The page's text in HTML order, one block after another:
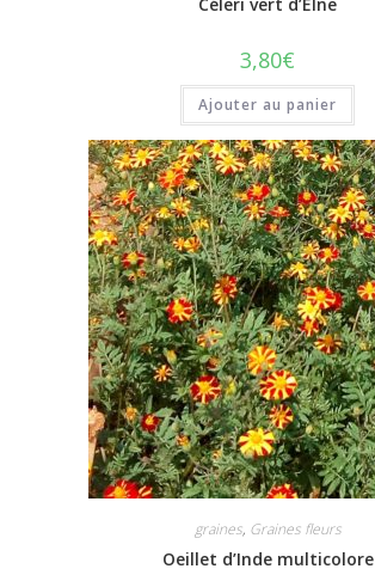
3,80€
Ajouter au panier
graines, Graines fleurs
Oeillet d’Inde multicolore